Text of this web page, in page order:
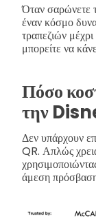
Όταν σαρώνετε
έναν κόσμο
τραπεζιών
μπορείτε να
Πόσο
την
Δεν υπάρχουν
QR. Απλώς
άμεση